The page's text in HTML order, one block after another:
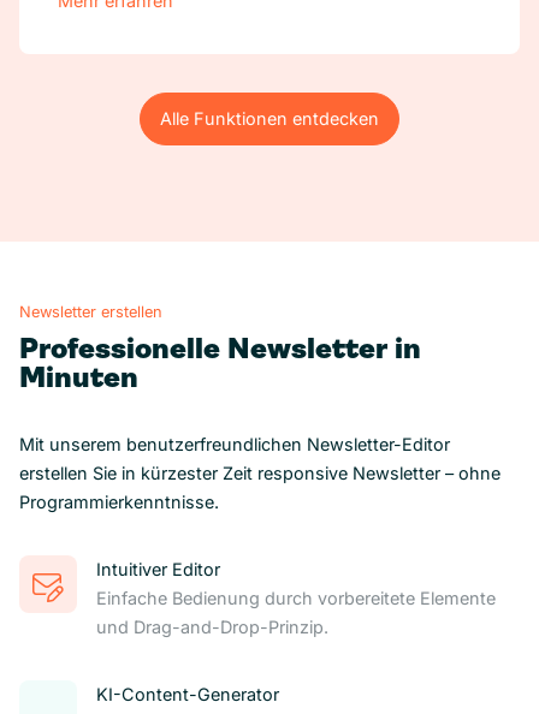
Alle Funktionen entdecken
Alle Funktionen entdecken
Newsletter erstellen
Professionelle Newsletter in
Minuten
Mit unserem benutzerfreundlichen Newsletter-Editor
erstellen Sie in kürzester Zeit responsive Newsletter – ohne
Programmierkenntnisse.
Intuitiver Editor
Einfache Bedienung durch vorbereitete Elemente
und Drag-and-Drop-Prinzip.
KI-Content-Generator